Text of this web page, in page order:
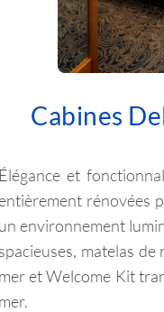
Cabines
Élégance et
rénovées
un environnement
spacieuses, matelas
mer et Welcome Kit
mer.